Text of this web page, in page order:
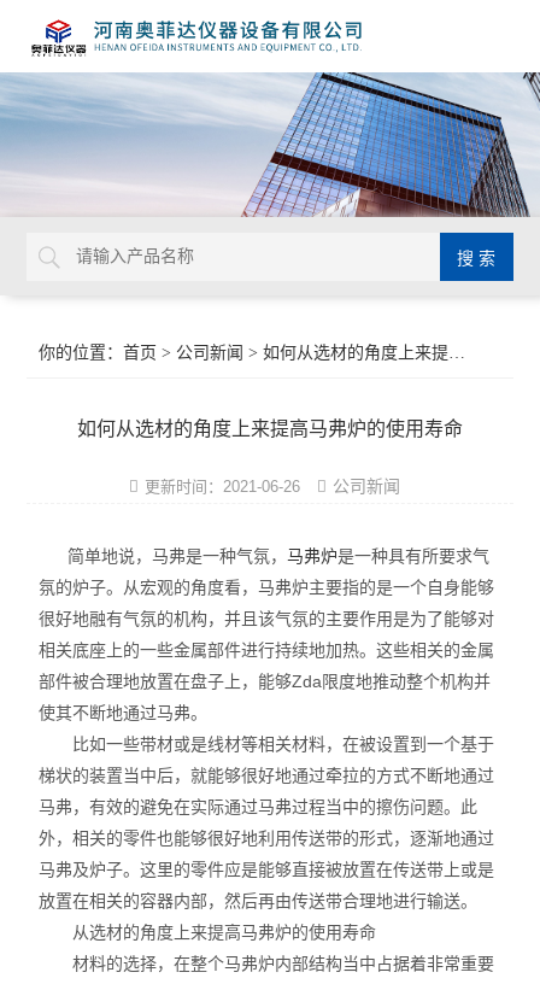
你的位置：首页 > 公司新闻 > 如何从选材的角度上来提高马弗炉的使用寿命
如何从选材的角度上来提高马弗炉的使用寿命
更新时间：2021-06-26 公司新闻
简单地说，马弗是一种气氛，马弗炉是一种具有所要求气
氛的炉子。从宏观的角度看，马弗炉主要指的是一个自身能够
很好地融有气氛的机构，并且该气氛的主要作用是为了能够对
相关底座上的一些金属部件进行持续地加热。这些相关的金属
部件被合理地放置在盘子上，能够Zda限度地推动整个机构并
使其不断地通过马弗。
比如一些带材或是线材等相关材料，在被设置到一个基于
梯状的装置当中后，就能够很好地通过牵拉的方式不断地通过
马弗，有效的避免在实际通过马弗过程当中的擦伤问题。此
外，相关的零件也能够很好地利用传送带的形式，逐渐地通过
马弗及炉子。这里的零件应是能够直接被放置在传送带上或是
放置在相关的容器内部，然后再由传送带合理地进行输送。
从选材的角度上来提高马弗炉的使用寿命
材料的选择，在整个马弗炉内部结构当中占据着非常重要